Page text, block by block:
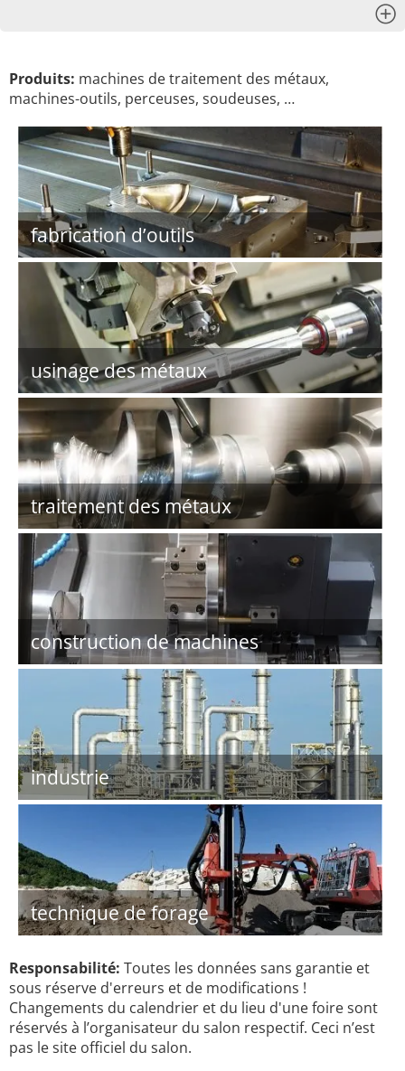
Produits: machines de traitement des métaux,
machines-outils, perceuses, soudeuses, …
fabrication d’outils
usinage des métaux
traitement des métaux
construction de machines
industrie
technique de forage
Responsabilité: Toutes les données sans garantie et
sous réserve d'erreurs et de modifications !
Changements du calendrier et du lieu d'une foire sont
réservés à l’organisateur du salon respectif. Ceci n’est
pas le site officiel du salon.